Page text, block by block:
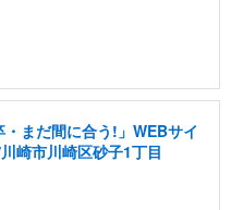
まだ間に合う!」WEBサイ
崎市川崎区砂子1丁目